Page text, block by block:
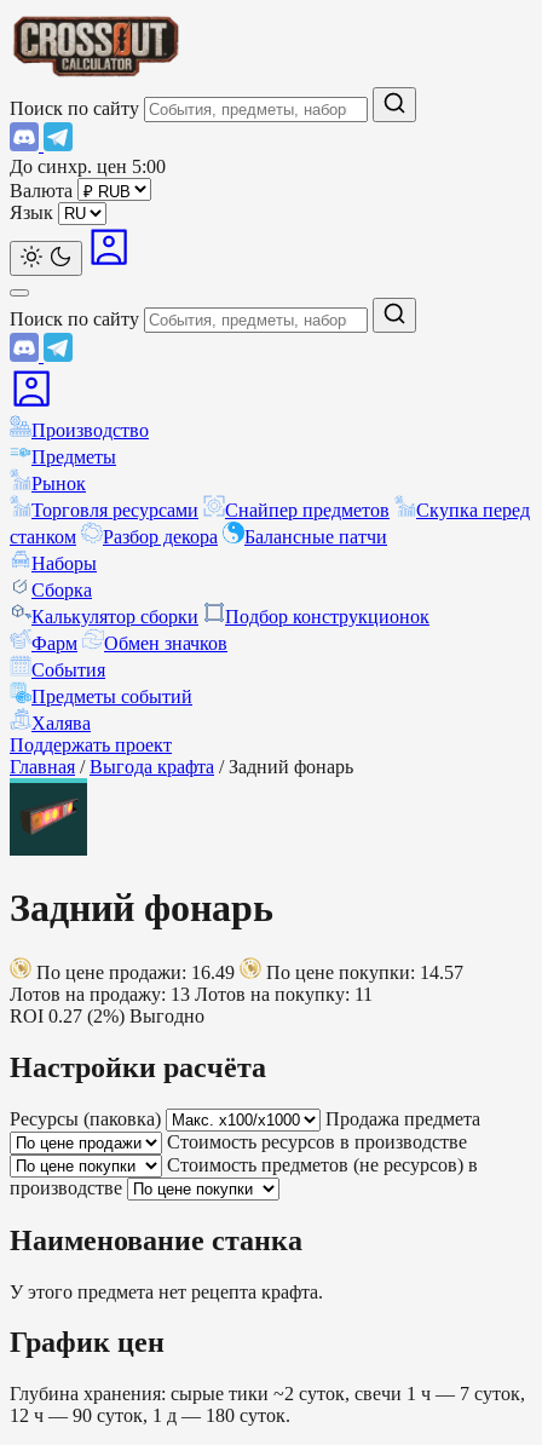
Поиск по сайту
До синхр. цен 5:00
Валюта
Язык
Поиск по сайту
Производство
Предметы
Рынок
Торговля ресурсами
Снайпер предметов
Скупка перед
станком
Разбор декора
Балансные патчи
Наборы
Сборка
Калькулятор сборки
Подбор конструкционок
Фарм
Обмен значков
События
Предметы событий
Халява
Поддержать проект
Главная / Выгода крафта / Задний фонарь
Задний фонарь
По цене продажи: 16.49
По цене покупки: 14.57
Лотов на продажу: 13 Лотов на покупку: 11
ROI 0.27 (2%) Выгодно
Настройки расчёта
Ресурсы (паковка)
Продажа предмета
Стоимость ресурсов в производстве
Стоимость предметов (не ресурсов) в
производстве
Наименование станка
У этого предмета нет рецепта крафта.
График цен
Глубина хранения: сырые тики ~2 суток, свечи 1 ч — 7 суток,
12 ч — 90 суток, 1 д — 180 суток.